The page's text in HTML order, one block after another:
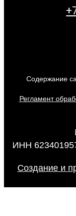
Содержание
Регламент
ИНН
Создание и